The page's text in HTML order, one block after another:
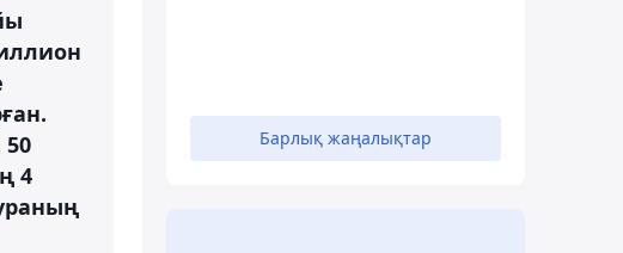
4
Барлық жаңалықтар